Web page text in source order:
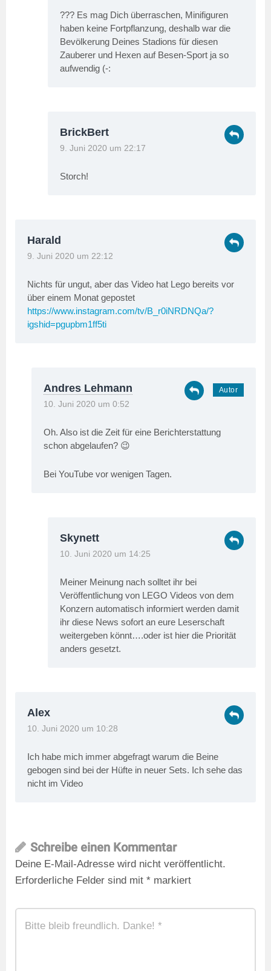
??? Es mag Dich überraschen, Minifiguren
haben keine Fortpflanzung, deshalb war die
Bevölkerung Deines Stadions für diesen
Zauberer und Hexen auf Besen-Sport ja so
aufwendig (-:
BrickBert
9. Juni 2020 um 22:17
Storch!
Harald
9. Juni 2020 um 22:12
Nichts für ungut, aber das Video hat Lego bereits vor
über einem Monat gepostet
https://www.instagram.com/tv/B_r0iNRDNQa/?
igshid=pgupbm1ff5ti
Andres Lehmann
10. Juni 2020 um 0:52
Oh. Also ist die Zeit für eine Berichterstattung
schon abgelaufen? 😉
Bei YouTube vor wenigen Tagen.
Skynett
10. Juni 2020 um 14:25
Meiner Meinung nach solltet ihr bei
Veröffentlichung von LEGO Videos von dem
Konzern automatisch informiert werden damit
ihr diese News sofort an eure Leserschaft
weitergeben könnt….oder ist hier die Priorität
anders gesetzt.
Alex
10. Juni 2020 um 10:28
Ich habe mich immer abgefragt warum die Beine
gebogen sind bei der Hüfte in neuer Sets. Ich sehe das
nicht im Video
Schreibe einen Kommentar
Deine E-Mail-Adresse wird nicht veröffentlicht.
Erforderliche Felder sind mit * markiert